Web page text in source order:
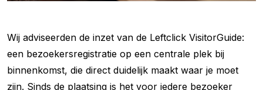
Wij adviseerden de inzet van de Leftclick VisitorGuide:
een bezoekersregistratie op een centrale plek bij
binnenkomst, die direct duidelijk maakt waar je moet
zijn. Sinds de plaatsing is het voor iedere bezoeker